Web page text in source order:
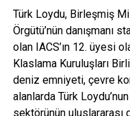
Türk Loydu, Birleşmiş
Örgütü’nün danışmanı
olan IACS’ın 12. üyesi
Klaslama Kuruluşları
deniz emniyeti, çevre
alanlarda Türk
sektörünün